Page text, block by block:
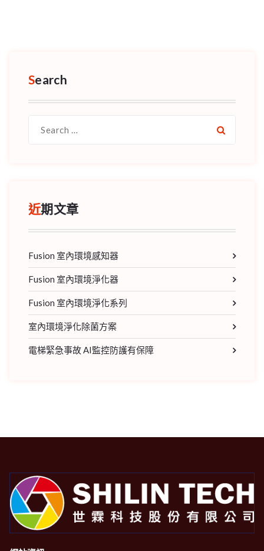
Search
for:
近期文章
Fusion 室內環境感知器
Fusion 室內環境淨化器
Fusion 室內環境淨化系列
室內環境淨化除菌方案
電梯緊急事故 AI監控防護有保障